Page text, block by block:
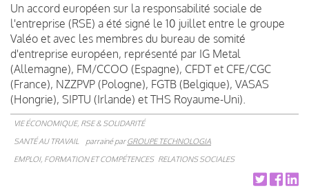
Un accord européen sur la responsabilité sociale de
l'entreprise (RSE) a été signé le 10 juillet entre le groupe
Valéo et avec les membres du bureau de somité
d'entreprise européen, représenté par IG Metal
(Allemagne), FM/CCOO (Espagne), CFDT et CFE/CGC
(France), NZZPVP (Pologne), FGTB (Belgique), VASAS
(Hongrie), SIPTU (Irlande) et THS Royaume-Uni).
VIE ÉCONOMIQUE, RSE & SOLIDARITÉ
SANTÉ AU TRAVAIL
parrainé parGROUPE TECHNOLOGIA
EMPLOI, FORMATION ET COMPÉTENCES RELATIONS SOCIALES